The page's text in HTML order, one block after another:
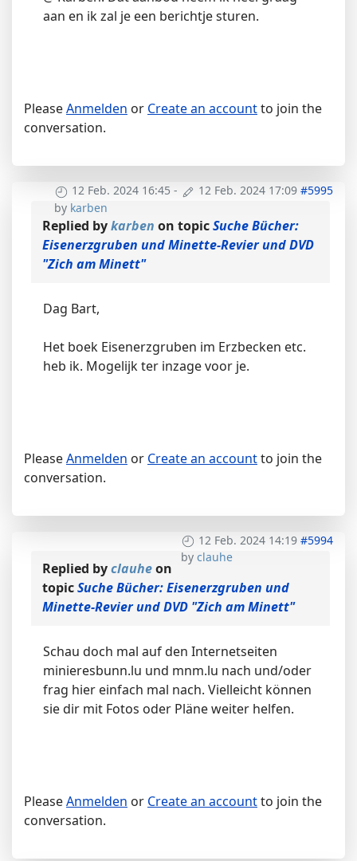
aan en ik zal je een berichtje sturen.
PleaseAnmelden or Create an accountto join the
conversation.
12 Feb. 2024 16:45 - 12 Feb. 2024 17:09 #5995
by karben
Replied bykarben on topicSuche Bücher:
Eisenerzgruben und Minette-Revier und DVD
"Zich am Minett"
Dag Bart,
Het boek Eisenerzgruben im Erzbecken etc.
heb ik. Mogelijk ter inzage voor je.
PleaseAnmelden or Create an accountto join the
conversation.
12 Feb. 2024 14:19 #5994
by clauhe
Replied byclauheon
topicSuche Bücher: Eisenerzgruben und
Minette-Revier und DVD "Zich am Minett"
Schau doch mal auf den Internetseiten
minieresbunn.lu und mnm.lu nach und/oder
frag hier einfach mal nach. Vielleicht können
sie dir mit Fotos oder Pläne weiter helfen.
PleaseAnmelden or Create an accountto join the
conversation.